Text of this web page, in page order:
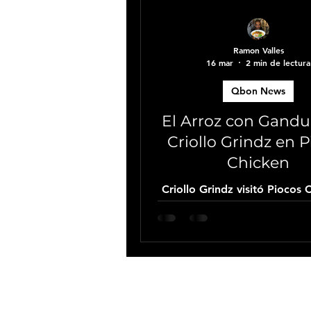
El Arroz con
Criollo Grindz en
Chicken
Criollo Grindz visitó Piocos
compartió su arroz con
libro Sabores de Mi Isla
acompañante perfecto para
rotisserie de la casa. Una
Qbon News
Ramon Valles
16 mar
2 min de lectura